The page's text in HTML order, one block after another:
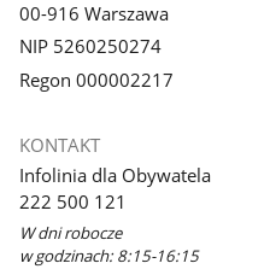
00-916 Warszawa
NIP 5260250274
Regon 000002217
KONTAKT
Infolinia dla Obywatela
222 500 121
W dni robocze
w godzinach: 8:15-16:15